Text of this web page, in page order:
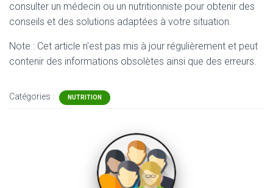
consulter un médecin ou un nutritionniste pour obtenir des
conseils et des solutions adaptées à votre situation.
Note : Cet article n'est pas mis à jour régulièrement et peut
contenir des informations obsolètes ainsi que des erreurs.
Catégories : NUTRITION